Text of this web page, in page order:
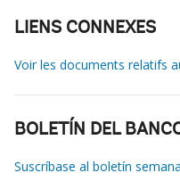
LIENS CONNEXES
Voir les documents relatifs
BOLETÍN DEL
Suscríbase al boletín